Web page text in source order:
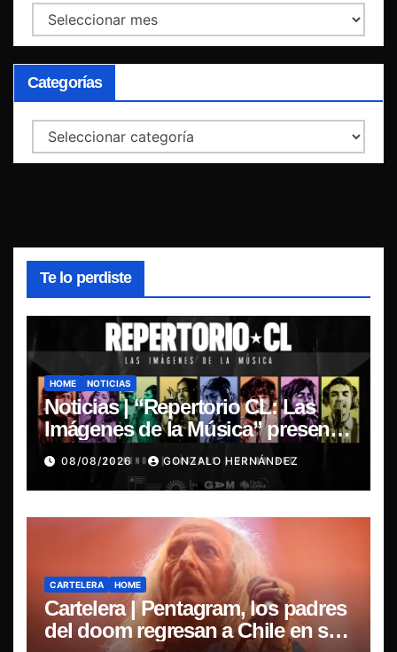
Archivos
Categorías
Categorías
Te lo perdiste
HOME NOTICIAS
Noticias | “Repertorio CL: Las
Imágenes de la Música” presenta
la esencia del nuevo sonido
nacional
08/08/2026 GONZALO HERNÁNDEZ
CARTELERA HOME
Cartelera | Pentagram, los padres
del doom regresan a Chile en su